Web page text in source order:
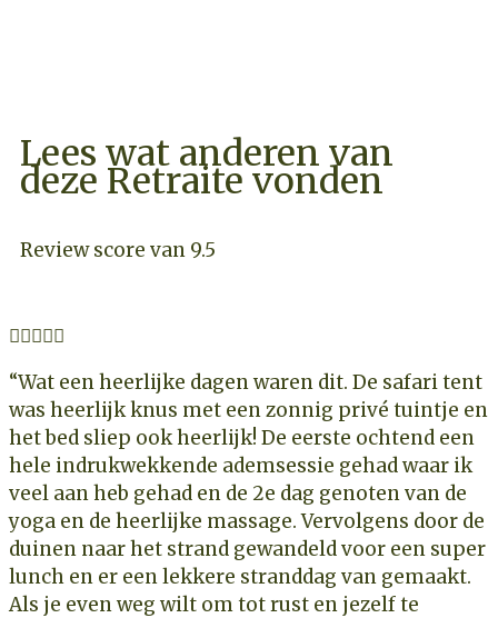
Lees wat anderen van
deze Retraite vonden
Review score van 9.5

“Wat een heerlijke dagen waren dit. De safari tent
was heerlijk knus met een zonnig privé tuintje en
het bed sliep ook heerlijk! De eerste ochtend een
hele indrukwekkende ademsessie gehad waar ik
veel aan heb gehad en de 2e dag genoten van de
yoga en de heerlijke massage. Vervolgens door de
duinen naar het strand gewandeld voor een super
lunch en er een lekkere stranddag van gemaakt.
Als je even weg wilt om tot rust en jezelf te